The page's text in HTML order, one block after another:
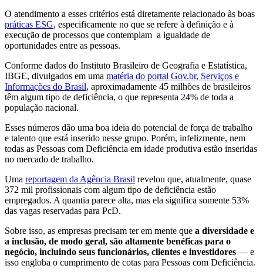
O atendimento a esses critérios está diretamente relacionado às boas
práticas ESG, especificamente no que se refere à definição e à
execução de processos que contemplam a igualdade de
oportunidades entre as pessoas.
Conforme dados do Instituto Brasileiro de Geografia e Estatística,
IBGE, divulgados em uma matéria do portal Gov.br, Serviços e
Informações do Brasil, aproximadamente 45 milhões de brasileiros
têm algum tipo de deficiência, o que representa 24% de toda a
população nacional.
Esses números dão uma boa ideia do potencial de força de trabalho
e talento que está inserido nesse grupo. Porém, infelizmente, nem
todas as Pessoas com Deficiência em idade produtiva estão inseridas
no mercado de trabalho.
Uma reportagem da Agência Brasil revelou que, atualmente, quase
372 mil profissionais com algum tipo de deficiência estão
empregados. A quantia parece alta, mas ela significa somente 53%
das vagas reservadas para PcD.
Sobre isso, as empresas precisam ter em mente que a diversidade e
a inclusão, de modo geral, são altamente benéficas para o
negócio, incluindo seus funcionários, clientes e investidores — e
isso engloba o cumprimento de cotas para Pessoas com Deficiência.